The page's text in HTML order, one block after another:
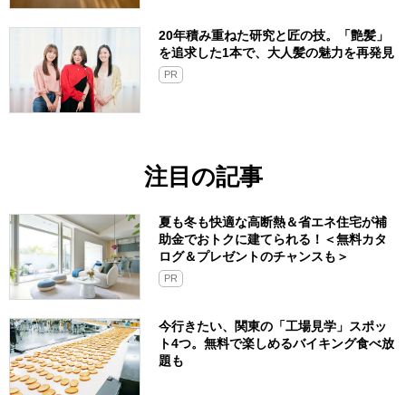
20年積み重ねた研究と匠の技。「艶髪」
を追求した1本で、大人髪の魅力を再発見
PR
注目の記事
夏も冬も快適な高断熱＆省エネ住宅が補
助金でおトクに建てられる！＜無料カタ
ログ＆プレゼントのチャンスも＞
PR
今行きたい、関東の「工場見学」スポッ
ト4つ。無料で楽しめるバイキング食べ放
題も